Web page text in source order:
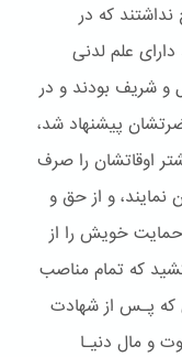
که در
علم لدنی
و شریف بودند و در
پیشنهاد شد،
اوقاتشان را صرف
و از حق و
خویش را از
که تمام مناصب
که پـس از شهادت
و مال دنیـا